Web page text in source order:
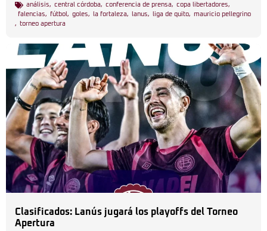
análisis, central córdoba, conferencia de prensa, copa libertadores,
falencias, fútbol , goles, la fortaleza, lanus, liga de quito, mauricio pellegrino
,
torneo apertura
Clasificados: Lanús jugará los playoffs del Torneo
Apertura